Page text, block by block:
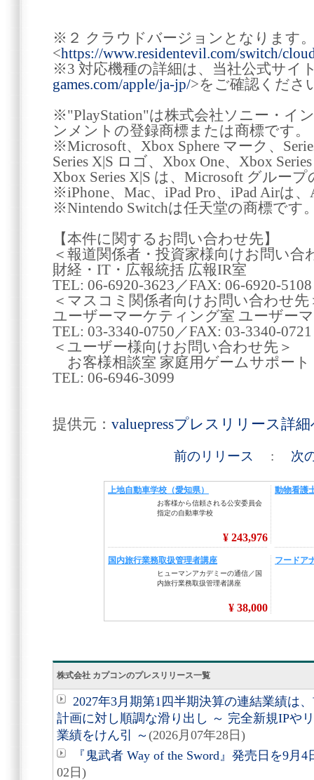
※２ クラウドバージョンとなります
<https://www.residentevil.com/switch/
※3 対応機種の詳細は、当社公式サイ
games.com/apple/ja-jp/>をご確認くださ
※"PlayStation"は株式会社ソニー・イ
ンメントの登録商標または商標です。
※Microsoft、Xbox Sphere マーク、
Series X|S ロゴ、Xbox One、Xbox
Xbox Series X|S は、Microsoft グルー
※iPhone、Mac、iPad Pro、iPad Airは
※Nintendo Switchは任天堂の商標です
【本件に関するお問い合わせ先】
＜報道関係者・投資家様向けお問い合
財経・IT・広報統括 広報IR室
TEL: 06-6920-3623／FAX: 06-6920-5108
＜マスコミ関係者向けお問い合わせ先
ユーザーマーケティング室 ユーザー
TEL: 03-3340-0750／FAX: 03-3340-0721
＜ユーザー様向けお問い合わせ先＞
お客様相談室 家庭用ゲームサポート
TEL: 06-6946-3099
提供元： valuepressプレスリリース詳
前のリリース : 次
株式会社 カプコンのプレスリリース一覧
2027年3月期第1四半期決算の連結業績は
計画に対し順調な滑り出し ～ 完全新規IPや
業績をけん引 ～ (2026月07年28日)
『鬼武者 Way of the Sword』発売日を9月
02日)